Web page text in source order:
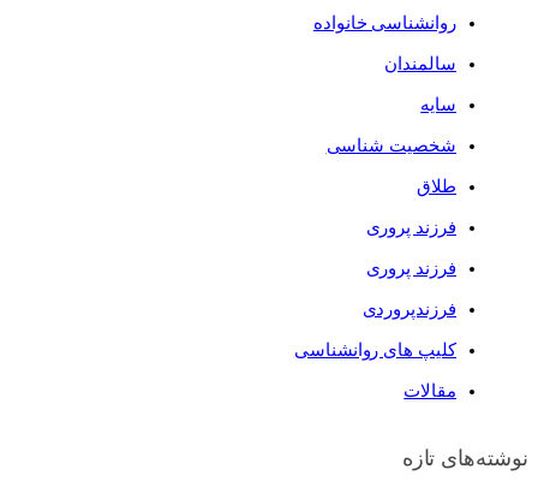
روانشناسی خانواده
سالمندان
سایه
شخصیت شناسی
طلاق
فرزند پروری
فرزند پروری
فرزندپروردی
کلیپ های روانشناسی
مقالات
نوشته‌های تازه